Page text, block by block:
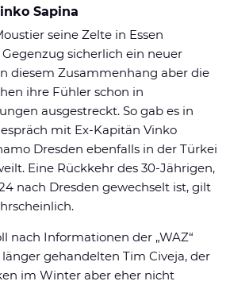
Sapina
seine Zelte in Essen
sicherlich ein neuer
diesem Zusammenhang aber die
ihre Fühler schon in
ausgestreckt. So gab es in
mit Ex-Kapitän Vinko
Dresden ebenfalls in der Türkei
Eine Rückkehr des 30-Jährigen,
nach Dresden gewechselt ist, gilt
nach Informationen der „WAZ“
gehandelten Tim Civeja, der
im Winter aber eher nicht